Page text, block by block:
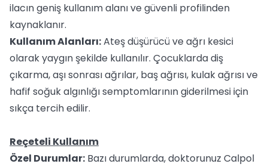
ilacın geniş kullanım alanı ve güvenli profilinden
kaynaklanır.
Kullanım Alanları:Ateş düşürücü ve ağrı kesici
olarak yaygın şekilde kullanılır. Çocuklarda diş
çıkarma, aşı sonrası ağrılar, baş ağrısı, kulak ağrısı ve
hafif soğuk algınlığı semptomlarının giderilmesi için
sıkça tercih edilir.
Reçeteli Kullanım
Özel Durumlar: Bazı durumlarda, doktorunuz Calpol